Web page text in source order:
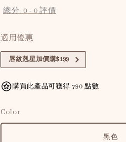
總分: 0 -0 評價
適用優惠
唇紋剋星加價購$199
購買此產品可獲得 790 點數
Color
黑色